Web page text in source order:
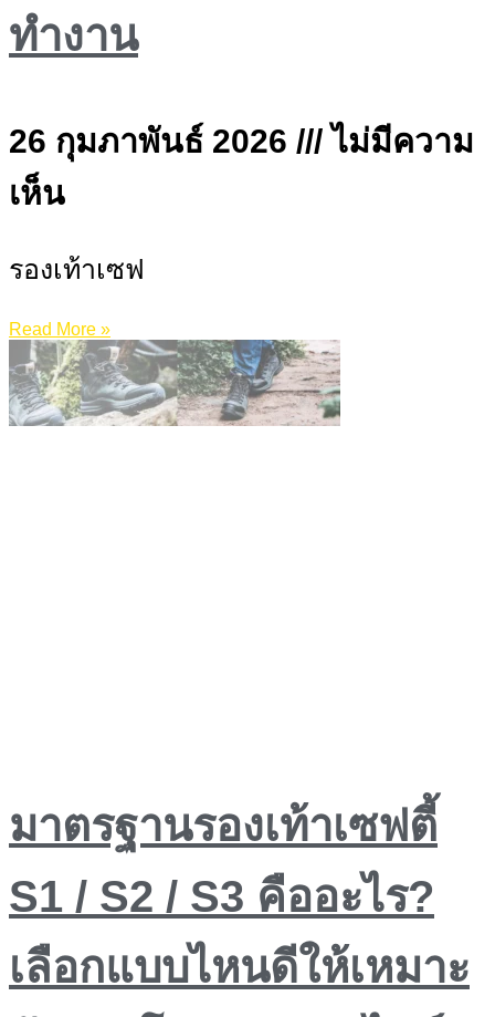
ทำงาน
26 กุมภาพันธ์ 2026
ไม่มีความ
เห็น
รองเท้าเซฟ
Read More »
มาตรฐานรองเท้าเซฟตี้
S1 / S2 / S3 คืออะไร?
เลือกแบบไหนดีให้เหมาะ